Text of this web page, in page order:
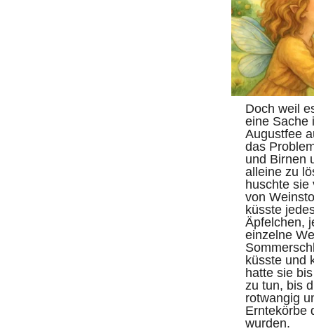
Doch weil
eine Sache
Augustfee
das
und Birnen
alleine zu
huschte sie
von
küsste
Äpfelchen,
einzelne
küsste und
hatte sie
zu tun, bis
rotwangig
Erntekörbe
wurden.